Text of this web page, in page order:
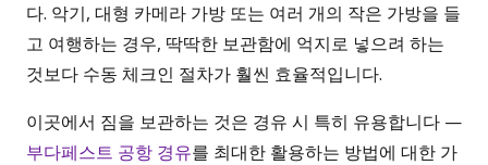
다. 악기, 대형 카메라 가방 또는 여러 개의 작은 가방을 들
고 여행하는 경우, 딱딱한 보관함에 억지로 넣으려 하는
것보다 수동 체크인 절차가 훨씬 효율적입니다.
이곳에서 짐을 보관하는 것은 경유 시 특히 유용합니다 —
부다페스트 공항 경유를 최대한 활용하는 방법에 대한 가